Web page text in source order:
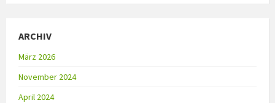
ARCHIV
März 2026
November 2024
April 2024